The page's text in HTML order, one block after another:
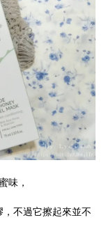
味，
不過它擦起來並不